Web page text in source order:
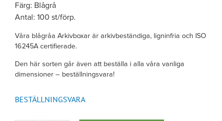
Färg: Blågrå
Antal: 100 st/förp.
Våra blågråa Arkivboxar är arkivbeständiga, ligninfria och ISO
16245A certifierade.
Den här sorten går även att beställa i alla våra vanliga
dimensioner – beställningsvara!
BESTÄLLNINGSVARA